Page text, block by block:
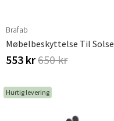
Brafab
553 kr650 kr
Hurtig levering